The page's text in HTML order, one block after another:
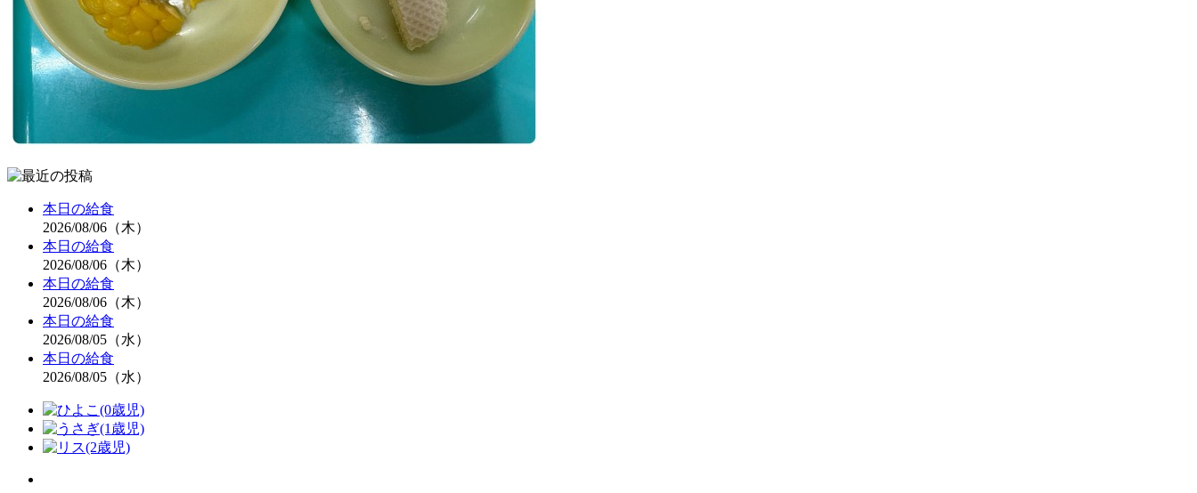
本日の給食
2026/08/06（木）
本日の給食
2026/08/06（木）
本日の給食
2026/08/06（木）
本日の給食
2026/08/05（水）
本日の給食
2026/08/05（水）